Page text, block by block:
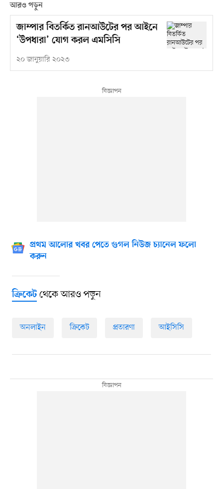
আরও পড়ুন
জাম্পার বিতর্কিত রানআউটের পর আইনে
‘উপধারা’ যোগ করল এমসিসি
২০ জানুয়ারি ২০২৩
প্রথম আলোর খবর পেতে গুগল নিউজ চ্যানেল ফলো
করুন
ক্রিকেটথেকে আরও পড়ুন
অনলাইন ক্রিকেট প্রতারণা আইসিসি